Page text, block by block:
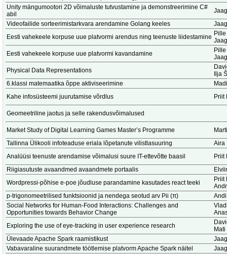
Unity mängumootori 2D võimaluste tutvustamine ja demonstreerimine C#
abil
Videofailide sorteerimistarkvara arendamine Golang keeles
Eesti vahekeele korpuse uue platvormi arendus ning teenuste liidestamine
Eesti vahekeele korpuse uue platvormi kavandamine
Physical Data Representations
Ilja
6.klassi matemaatika õppe aktiviseerimine
Kahe infosüsteemi juurutamise võrdlus
Priit
Geomeetriline jaotus ja selle rakendusvõimalused
Market Study of Digital Learning Games Master’s Programme
Tallinna Ülikooli infoteaduse eriala lõpetanute vilistlasuuring
Aira
Analüüsi teenuste arendamise võimalusi suure IT-ettevõtte baasil
Priit
Riigiasutuste avaandmed avaandmete portaalis
Wordpressi-põhise e-poe jõudluse parandamine kasutades react teeki
Priit
p-trigonomeetrilised funktsioonid ja nendega seotud arv Pii (π)
Social Networks for Human-Food Interactions: Challenges and
Opportunities towards Behavior Change
Exploring the use of eye-tracking in user experience research
Ülevaade Apache Spark raamistikust
Vabavaraline suurandmete töötlemise platvorm Apache Spark näitel